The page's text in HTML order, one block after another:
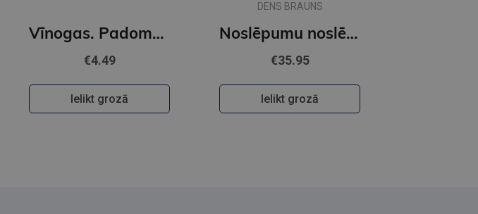
Vīnogas. Padoms rokā
€4.49
Ielikt grozā
DENS BRAUNS
Noslēpumu noslēpums
€35.95
Ielikt grozā